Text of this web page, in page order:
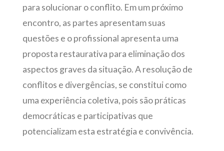
para solucionar o conflito. Em um próximo
encontro, as partes apresentam suas
questões e o profissional apresenta uma
proposta restaurativa para eliminação dos
aspectos graves da situação. A resolução de
conflitos e divergências, se constitui como
uma experiência coletiva, pois são práticas
democráticas e participativas que
potencializam esta estratégia e convivência.